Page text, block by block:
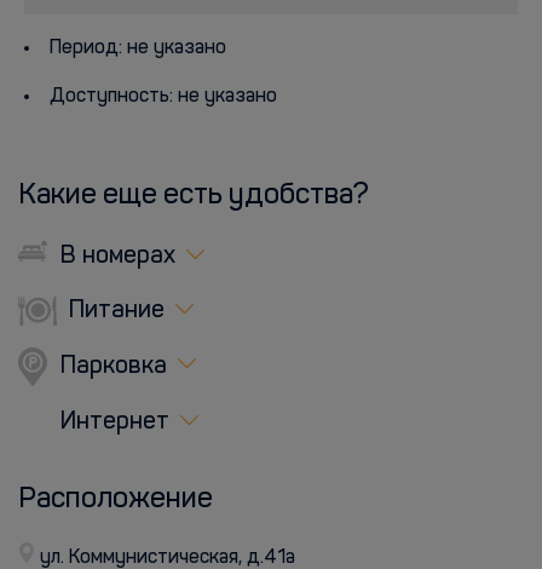
Период: не указано
Доступность: не указано
Какие еще есть удобства?
В номерах
Питание
Парковка
Интернет
Расположение
ул. Коммунистическая, д.41а